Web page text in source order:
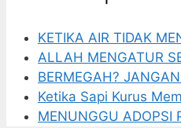
KETIKA AIR TIDAK
ALLAH MENGATUR
BERMEGAH?
Ketika Sapi Kurus
MENUNGGU ADOPSI